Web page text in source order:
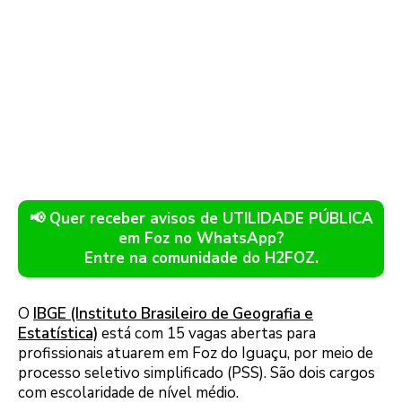
📢 Quer receber avisos de UTILIDADE PÚBLICA
em Foz no WhatsApp?
Entre na comunidade do H2FOZ.
O IBGE (Instituto Brasileiro de Geografia e
Estatística) está com 15 vagas abertas para
profissionais atuarem em Foz do Iguaçu, por meio de
processo seletivo simplificado (PSS). São dois cargos
com escolaridade de nível médio.